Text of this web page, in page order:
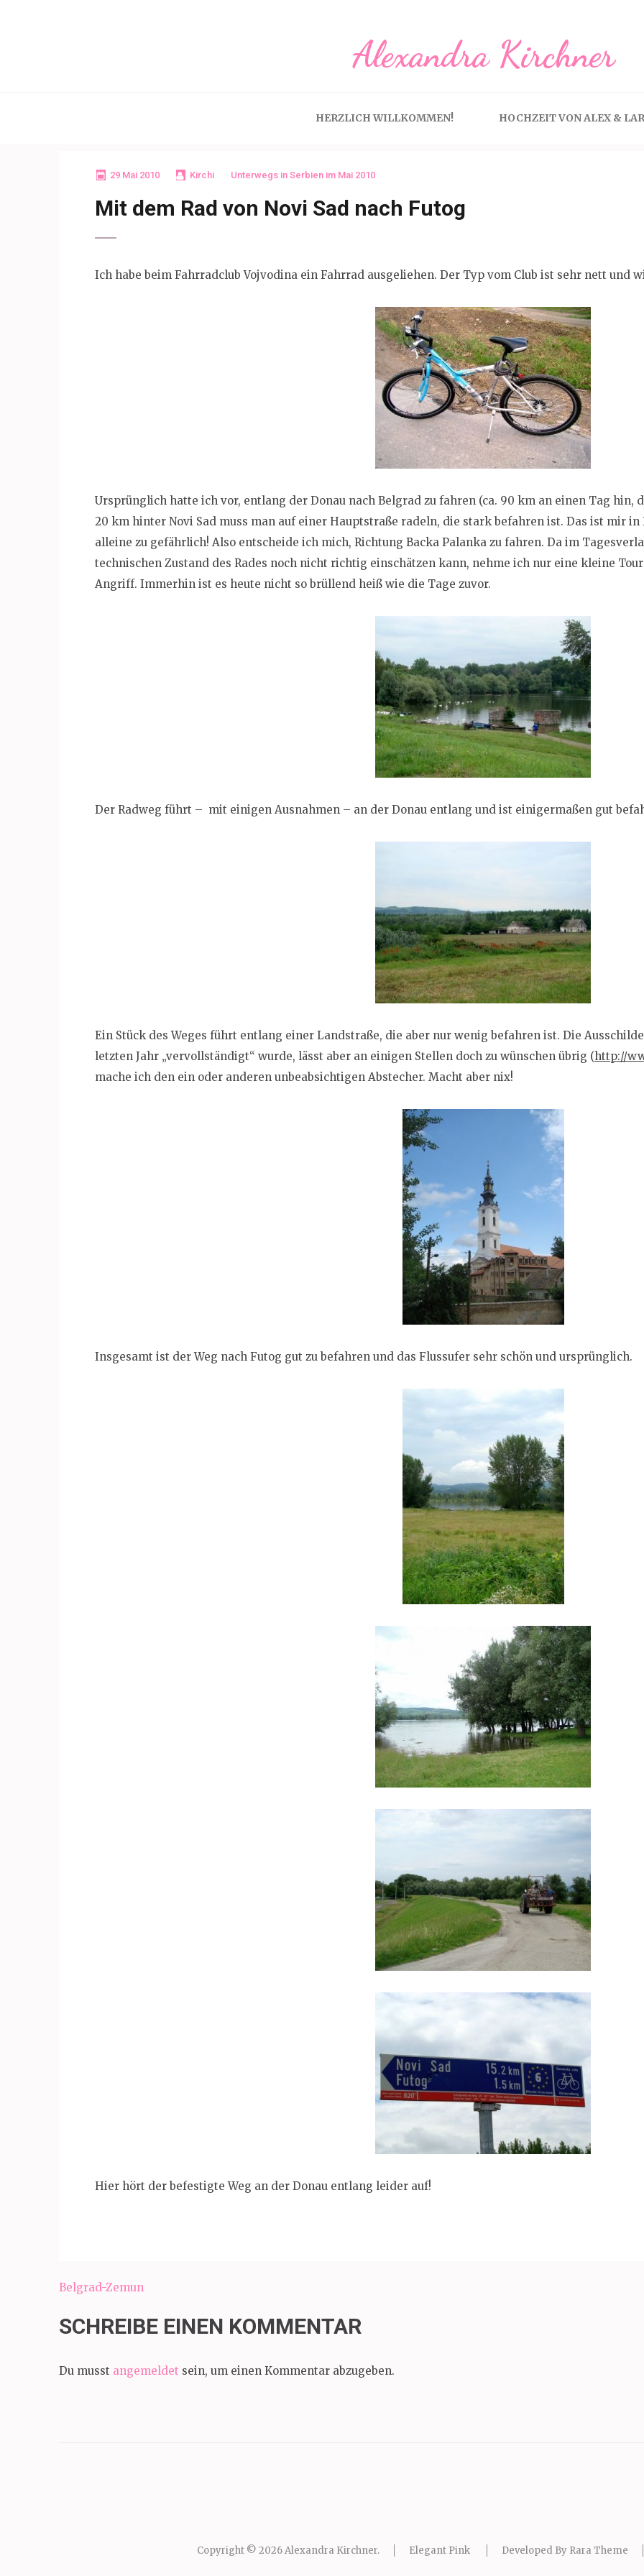
Alexandra Kirchner
HERZLICH WILLKOMMEN! HOCHZEIT VON ALEX &
29 Mai 2010 Kirchi Unterwegs in Serbien im Mai 2010
Mit dem Rad von Novi Sad nach Futog
Ich habe beim Fahrradclub Vojvodina ein Fahrrad ausgeliehen. Der Typ vom Club ist sehr nett und
Ursprünglich hatte ich vor, entlang der Donau nach Belgrad zu fahren (ca. 90 km an einen Tag hin,
20 km hinter Novi Sad muss man auf einer Hauptstraße radeln, die stark befahren ist. Das ist mir
alleine zu gefährlich! Also entscheide ich mich, Richtung Backa Palanka zu fahren. Da im
technischen Zustand des Rades noch nicht richtig einschätzen kann, nehme ich nur eine kleine
Angriff. Immerhin ist es heute nicht so brüllend heiß wie die Tage zuvor.
Der Radweg führt – mit einigen Ausnahmen – an der Donau entlang und ist einigermaßen gut
Ein Stück des Weges führt entlang einer Landstraße, die aber nur wenig befahren ist. Die
letzten Jahr „vervollständigt“ wurde, lässt aber an einigen Stellen doch zu wünschen übrig (http://
mache ich den ein oder anderen unbeabsichtigen Abstecher. Macht aber nix!
Insgesamt ist der Weg nach Futog gut zu befahren und das Flussufer sehr schön und ursprünglich.
Hier hört der befestigte Weg an der Donau entlang leider auf!
Beitragsnavigation
Belgrad-Zemun
SCHREIBE EINEN KOMMENTAR
Du musst angemeldet sein, um einen Kommentar abzugeben.
Copyright © 2026Alexandra Kirchner. Elegant Pink Developed By Rara Theme